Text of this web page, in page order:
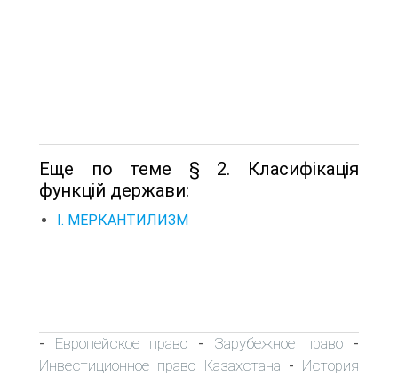
Еще по теме § 2. Класифікація
функцій держави:
I. МЕРКАНТИЛИЗМ
- Европейское право - Зарубежное право -
Инвестиционное право Казахстана - История